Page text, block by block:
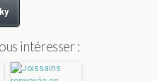
intéresser :